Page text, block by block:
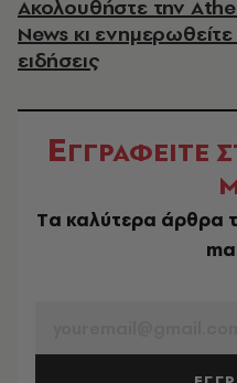
Ακολουθήστε την
News κι
ειδήσεις
ΕΓΓΡΑΦΕΙΤΕ
Tα καλύτερα άρθρα